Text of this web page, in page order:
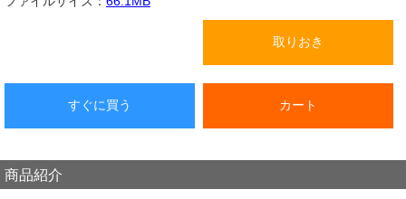
取りおき
すぐに買う カート
商品紹介